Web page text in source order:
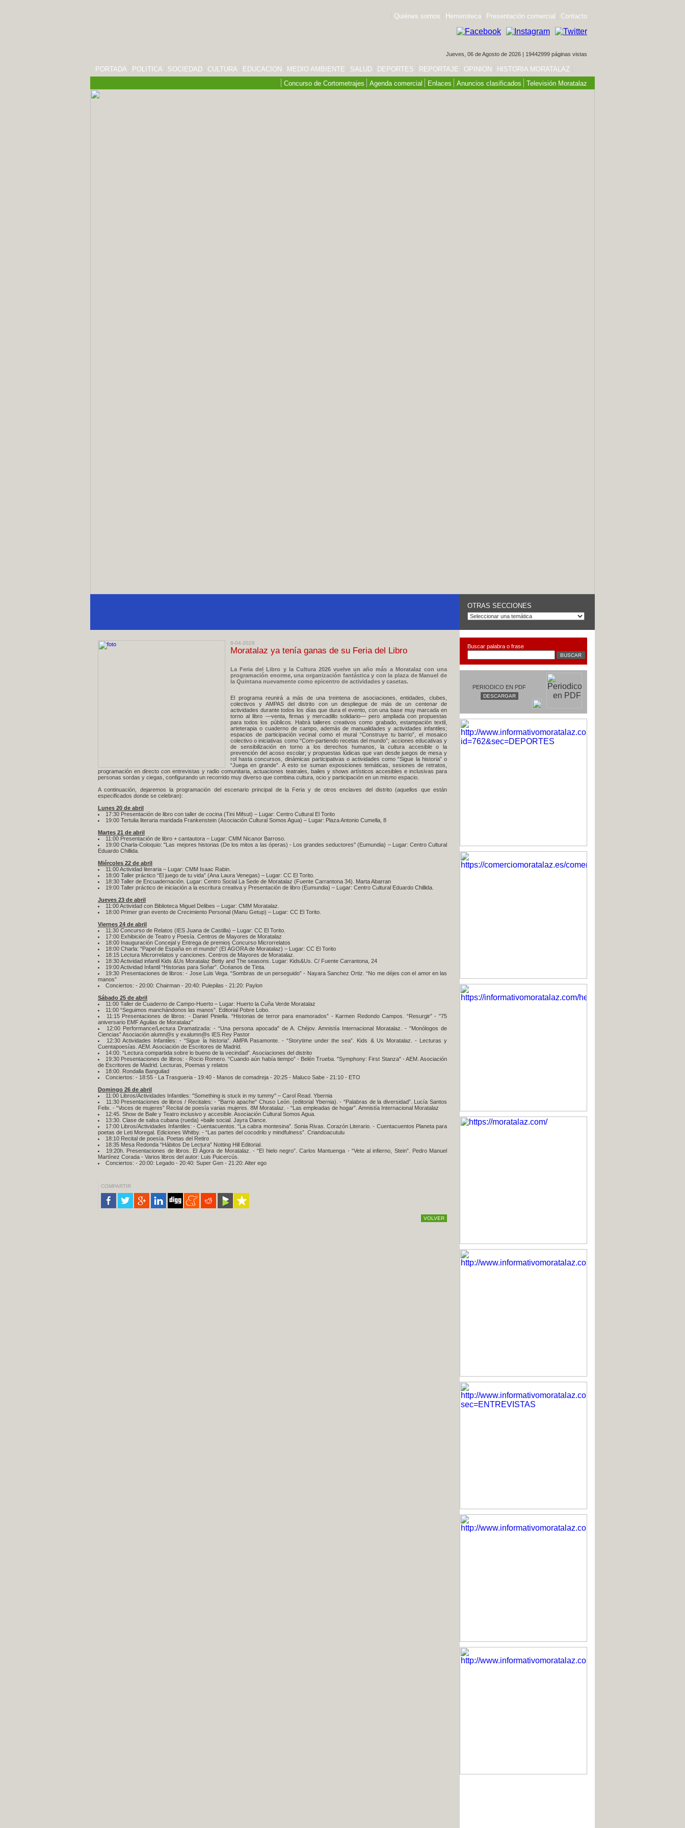
Quiénes somos Hemeroteca Presentación comercial Contacto
Jueves, 06 de Agosto de 2026 | 19442999 páginas vistas
PORTADA POLITICA SOCIEDAD CULTURA EDUCACION MEDIO AMBIENTE SALUD DEPORTES REPORTAJE OPINION
HISTORIA MORATALAZ
Concurso de Cortometrajes
Agenda comercial Enlaces Anuncios clasificados Televisión Moratalaz
OTRAS SECCIONES
6-04-2026
Moratalaz ya tenía ganas de su Feria del Libro
La Feria del Libro y la Cultura 2026 vuelve un año más a Moratalaz con una
programación enorme, una organización fantástica y con la plaza de Manuel de
la Quintana nuevamente como epicentro de actividades y casetas.
El programa reunirá a más de una treintena de asociaciones, entidades, clubes,
colectivos y AMPAS del distrito con un despliegue de más de un centenar de
actividades durante todos los días que dura el evento, con una base muy marcada en
torno al libro —venta, firmas y mercadillo solidario— pero ampliada con propuestas
para todos los públicos. Habrá talleres creativos como grabado, estampación textil,
arteterapia o cuaderno de campo, además de manualidades y actividades infantiles;
espacios de participación vecinal como el mural “Construye tu barrio”, el mosaico
colectivo o iniciativas como “Com-partiendo recetas del mundo”; acciones educativas y
de sensibilización en torno a los derechos humanos, la cultura accesible o la
prevención del acoso escolar; y propuestas lúdicas que van desde juegos de mesa y
rol hasta concursos, dinámicas participativas o actividades como “Sigue la historia” o
“Juega en grande”. A esto se suman exposiciones temáticas, sesiones de retratos,
programación en directo con entrevistas y radio comunitaria, actuaciones teatrales, bailes y shows artísticos accesibles e inclusivas para
personas sordas y ciegas, configurando un recorrido muy diverso que combina cultura, ocio y participación en un mismo espacio.
A continuación, dejaremos la programación del escenario principal de la Feria y de otros enclaves del distrito (aquellos que están
especificados donde se celebran):
Lunes 20 de abril
17:30 Presentación de libro con taller de cocina (Tini Mifsut) – Lugar: Centro Cultural El Torito
19:00 Tertulia literaria maridada Frankenstein (Asociación Cultural Somos Agua) – Lugar: Plaza Antonio Cumella, 8
Martes 21 de abril
11:00 Presentación de libro + cantautora – Lugar: CMM Nicanor Barroso.
19:00 Charla-Coloquio: "Las mejores historias (De los mitos a las óperas) - Los grandes seductores" (Eumundia) – Lugar: Centro Cultural
Eduardo Chillida.
Miércoles 22 de abril
11:00 Actividad literaria – Lugar: CMM Isaac Rabin.
18:00 Taller práctico “El juego de tu vida” (Ana Laura Venegas) – Lugar: CC El Torito.
18:30 Taller de Encuadernación. Lugar: Centro Social La Sede de Moratalaz (Fuente Carrantona 34). Marta Abarran
19:00 Taller práctico de iniciación a la escritura creativa y Presentación de libro (Eumundia) – Lugar: Centro Cultural Eduardo Chillida.
Jueves 23 de abril
11:00 Actividad con Biblioteca Miguel Delibes – Lugar: CMM Moratalaz.
18:00 Primer gran evento de Crecimiento Personal (Manu Getup) – Lugar: CC El Torito.
Viernes 24 de abril
11:30 Concurso de Relatos (IES Juana de Castilla) – Lugar: CC El Torito.
17:00 Exhibición de Teatro y Poesía. Centros de Mayores de Moratalaz
18:00 Inauguración Concejal y Entrega de premios Concurso Microrrelatos
18:00 Charla: "Papel de España en el mundo" (El ÁGORA de Moratalaz) – Lugar: CC El Torito
18:15 Lectura Microrrelatos y canciones. Centros de Mayores de Moratalaz.
18:30 Actividad infantil Kids &Us Moratalaz Betty and The seasons. Lugar: Kids&Us. C/ Fuente Carrantona, 24
19:00 Actividad Infantil “Historias para Soñar”. Océanos de Tinta.
19:30 Presentaciones de libros: - Jose Luis Vega. “Sombras de un perseguido” - Nayara Sanchez Ortiz. “No me déjes con el amor en las
manos”
Conciertos: - 20:00: Chairman - 20:40: Pulepilas - 21:20: Paylon
Sábado 25 de abril
11:00 Taller de Cuaderno de Campo-Huerto – Lugar: Huerto la Cuña Verde Moratalaz
11:00 “Seguimos manchándonos las manos”. Editorial Pobre Lobo.
11:15 Presentaciones de libros: - Daniel Piniella. “Historias de terror para enamorados” - Karmen Redondo Campos. “Resurgir” - "75
aniversario EMF Aguilas de Moratalaz"
12:00 Performance/Lectura Dramatizada: - “Una persona apocada" de A. Chéjov. Amnistía Internacional Moratalaz. - "Monólogos de
Ciencias” Asociación alumn@s y exalumn@s IES Rey Pastor
12:30 Actividades Infantiles: - “Sigue la historia”. AMPA Pasamonte. - “Storytime under the sea”. Kids & Us Moratalaz. - Lecturas y
Cuentapoesías. AEM. Asociación de Escritores de Madrid.
14:00. “Lectura compartida sobre lo bueno de la vecindad”. Asociaciones del distrito
19:30 Presentaciones de libros: - Rocio Romero. “Cuando aún había tiempo” - Belén Trueba. "Symphony: First Stanza" - AEM. Asociación
de Escritores de Madrid. Lecturas, Poemas y relatos
18:00. Rondalla Banguilad
Conciertos: - 18:55 - La Trasgueria - 19:40 - Manos de comadreja - 20:25 - Maluco Sabe - 21:10 - ETO
Domingo 26 de abril
11:00 Libros/Actividades Infantiles: "Something is stuck in my tummy" – Carol Read. Ybernia
11:30 Presentaciones de libros / Recitales: - "Barrio apache" Chuso León. (editorial Ybernia). - “Palabras de la diversidad”. Lucía Santos
Felix. - “Voces de mujeres” Recital de poesía varias mujeres. 8M Moratalaz. - “Las empleadas de hogar”. Amnistía Internacional Moratalaz
12:45. Show de Baile y Teatro inclusivo y accesible. Asociación Cultural Somos Agua.
13:30. Clase de salsa cubana (rueda) +baile social. Jayra Dance.
17:00 Libros/Actividades Infantiles: - Cuentacuentos. “La cabra montesina”. Sonia Rivas. Corazón Literario. - Cuentacuentos Planeta para
poetas de Leti Moregal. Ediciones Whitby. - “Las partes del cocodrilo y mindfulness”. Criandoacutulu
18:10 Recital de poesía. Poetas del Retiro
18:35 Mesa Redonda “Hábitos De Lectura” Notting Hill Editorial.
19:20h. Presentaciones de libros. El Ágora de Moratalaz. - “El hielo negro”. Carlos Mantuenga - “Vete al infierno, Stein”. Pedro Manuel
Martínez Corada - Varios libros del autor: Luis Puicercús.
Conciertos: - 20:00: Legado - 20:40: Super Gen - 21:20: Alter ego
COMPARTIR
VOLVER
Buscar palabra o frase
PERIODICO EN PDF
DESCARGAR